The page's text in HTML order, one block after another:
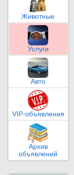
Животные
Услуги
Авто
VIP-объявления
Архив
объявлений